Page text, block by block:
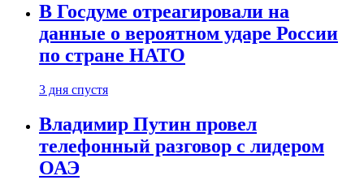
В Госдуме отреагировали на
данные о вероятном ударе России
по стране НАТО
3 дня спустя
Владимир Путин провел
телефонный разговор с лидером
ОАЭ